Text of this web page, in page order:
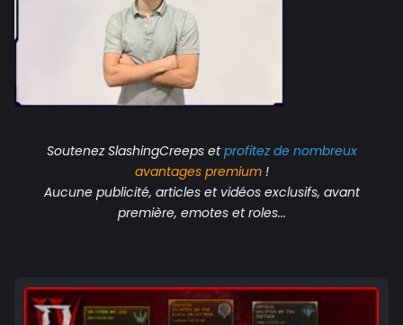
Soutenez SlashingCreeps etprofitez de nombreux
avantagespremium!
Aucune publicité, articles et vidéos exclusifs, avant
première, emotes et roles...